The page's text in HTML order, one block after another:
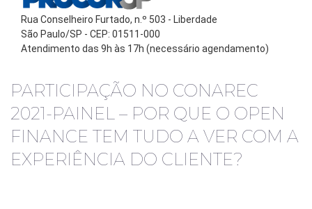
Rua Conselheiro Furtado, n.º 503 - Liberdade
São Paulo/SP - CEP: 01511-000
Atendimento das 9h às 17h (necessário agendamento)
PARTICIPAÇÃO NO CONAREC
2021-PAINEL – POR QUE O OPEN
FINANCE TEM TUDO A VER COM A
EXPERIÊNCIA DO CLIENTE?